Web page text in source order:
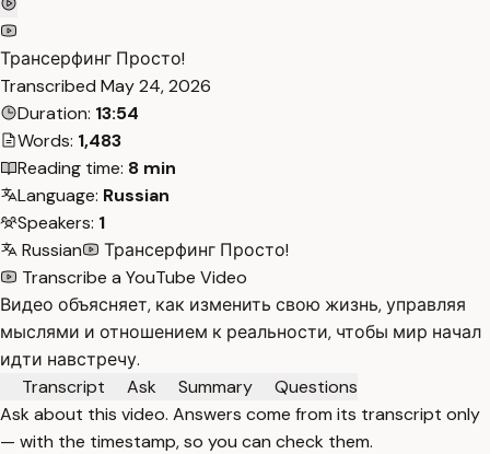
Трансерфинг Просто!
Transcribed May 24, 2026
Duration: 13:54
Words: 1,483
Reading time: 8 min
Language: Russian
Speakers: 1
Russian
Трансерфинг Просто!
Transcribe a YouTube Video
Видео объясняет, как изменить свою жизнь, управляя
мыслями и отношением к реальности, чтобы мир начал
идти навстречу.
Transcript
Ask Summary
Questions
Ask about this video. Answers come from its transcript only
— with the timestamp, so you can check them.